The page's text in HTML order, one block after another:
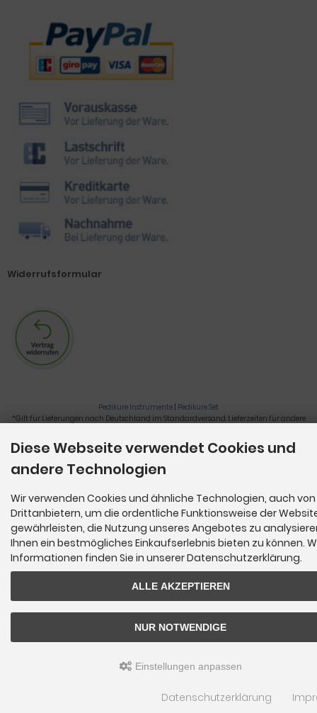
Zahlungsmethoden
Widerrufsformular
Pediküre Instrumente | Pediküre Set
*Gilt für Lieferungen nach Deutschland im Standardversand. Lieferzeiten für andere
Nagelzange, Podologie, Pediküre, Fußpflegegeräte, Nagelfräser © 2026
Diese Webseite verwendet Cookies und
andere Technologien
Wir verwenden Cookies und ähnliche Technologien, auch von
Drittanbietern, um die ordentliche Funktionsweise der
gewährleisten, die Nutzung unseres Angebotes zu
Ihnen ein bestmögliches Einkaufserlebnis bieten zu können.
Informationen finden Sie in unserer Datenschutzerklärung.
ALLE AKZEPTIEREN
NUR NOTWENDIGE
Einstellungen anpassen
Datenschutzerklärung